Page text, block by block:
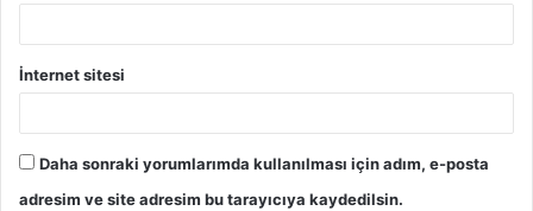
İnternet sitesi
Daha sonraki yorumlarımda kullanılması için adım, e-posta
adresim ve site adresim bu tarayıcıya kaydedilsin.